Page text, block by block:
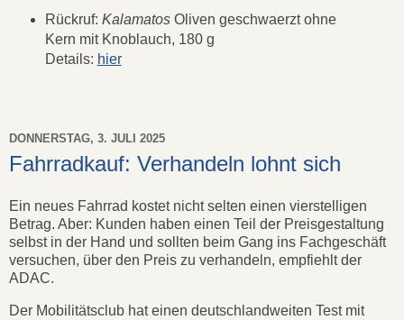
Rückruf: KalamatosOliven geschwaerzt ohne
Kern mit Knoblauch, 180 g
Details: hier
DONNERSTAG, 3. JULI 2025
Fahrradkauf: Verhandeln lohnt sich
Ein neues Fahrrad kostet nicht selten einen vierstelligen
Betrag. Aber: Kunden haben einen Teil der Preisgestaltung
selbst in der Hand und sollten beim Gang ins Fachgeschäft
versuchen, über den Preis zu verhandeln, empfiehlt der
ADAC.
Der Mobilitätsclub hat einen deutschlandweiten Test mit